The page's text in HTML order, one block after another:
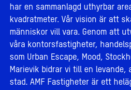
har en sammanlagd uthyrbar
kvadratmeter. Vår vision är att
människor vill vara. Genom att
våra kontorsfastigheter,
som Urban Escape, Mood,
Marievik bidrar vi till en
stad. AMF Fastigheter är ett